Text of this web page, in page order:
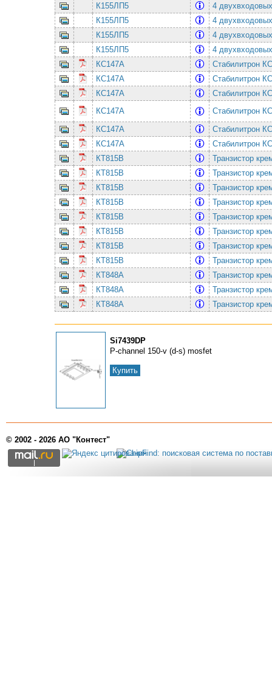
К155ЛП5
4
К155ЛП5
4
К155ЛП5
4
К155ЛП5
4
КС147А
Стабилитрон
КС147А
Стабилитрон
КС147А
Стабилитрон
КС147А
Стабилитрон
КС147А
Стабилитрон
КС147А
Стабилитрон
КТ815В
Транзистор
КТ815В
Транзистор
КТ815В
Транзистор
КТ815В
Транзистор
КТ815В
Транзистор
КТ815В
Транзистор
КТ815В
Транзистор
КТ815В
Транзистор
КТ848А
Транзистор
КТ848А
Транзистор
КТ848А
Транзистор
Si7439DP
P-channel 150-v (d-s) mosfet
Купить
© 2002 - 2026 АО "Контест"